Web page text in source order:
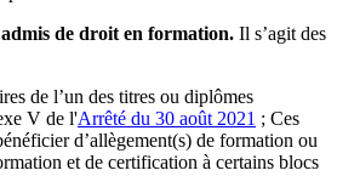
de droit en formation. Il s’agit des
de l’un des titres ou diplômes
V de l'Arrêté du 30 août 2021 ; Ces
d’allègement(s) de formation ou
et de certification à certains blocs